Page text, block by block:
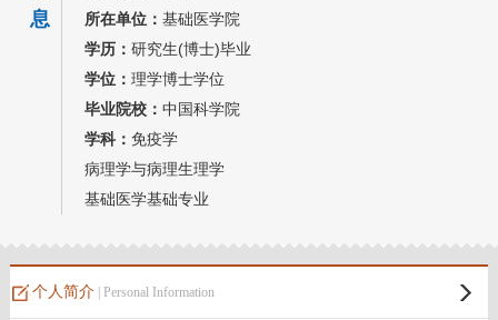
息
所在单位： 基础医学院
学历： 研究生(博士)毕业
学位： 理学博士学位
毕业院校： 中国科学院
学科： 免疫学
病理学与病理生理学
基础医学基础专业
个人简介| Personal Information